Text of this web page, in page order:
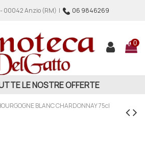
00042 Anzio (RM) | 06 9846269
0
LE NOSTRE OFFERTE
BLANC CHARDONNAY 75cl